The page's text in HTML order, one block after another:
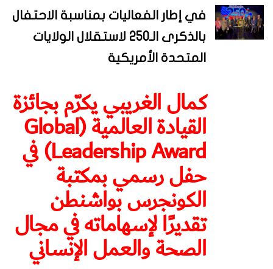
في إطار الفعاليات بمناسبة الاحتفال
بالذكرى الـ250 لاستقلال الولايات
المتحدة الأمريكية
كمال الغريبي يكرّم بجائزة
القيادة العالمية (Global
Leadership Award) في
حفل رسمي بمكتبة
الكونجرس بواشنطن
تقديرًا لإسهاماته في مجال
الصحة والعمل الإنساني